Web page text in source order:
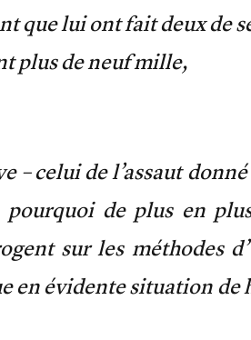
que lui ont fait deux de
plus de neuf mille,
– celui de l’assaut
pourquoi de plus en
sur les méthodes
en évidente situation de